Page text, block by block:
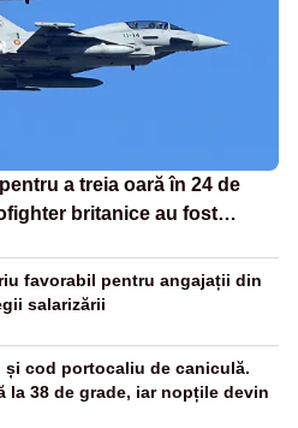
a treia oară în 24 de
britanice au fost
favorabil pentru angajații din
salarizării
și cod portocaliu de caniculă.
la 38 de grade, iar nopțile devin